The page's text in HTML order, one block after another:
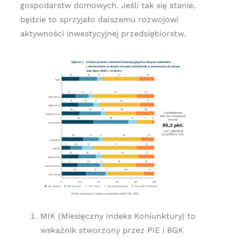
gospodarstw domowych. Jeśli tak się stanie,
będzie to sprzyjało dalszemu rozwojowi
aktywności inwestycyjnej przedsiębiorstw.
MIK (Miesięczny Indeks Koniunktury) to
wskaźnik stworzony przez PIE i BGK